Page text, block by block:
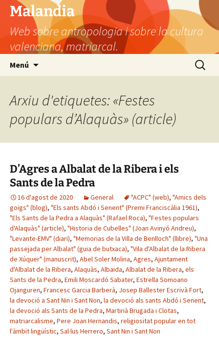
Vés
contingut
Malandia
Web sobre antropologia i sobre la cultura
valenciana, matriarcal.
Menú Cerca:
Arxiu d'etiquetes: «Festes
populars d’Alaquàs» (article)
D’Agres a Albalat de la Ribera i els
Sants de la Pedra
16 d'agost de 2020 General "ACPC" (web), "Amics dels
goigs" (blog), "Els sants Abdó i Senent" (Premi Franciscàlia 1961),
"Els Sants de la Pedra a Alaquàs" (Rafael Roca), "Festes populars
d'Alaquàs" (article), "Historia de Cubelles" (Joan Avinyó Andreu),
"Levante-EMV" (diari), "Memorias de la Villa de Benlloch" (llibre), "Una
passejada per Albalat" (guia de butxaca), "Vila d'Albalat de la Ribera
de Xúquer" (manuscrit), Abel Soler Molina, Agres, Ajuntament
d'Albalat de la Ribera, Alaquàs, Albaida, Albalat de la Ribera, els
Sants de la Pedra, Emili Moscardó Sabater, Estrella Somoano
Ojanguren, Francesc Garcia Barberà, Josep Ballester Escrivà Fort,
la devoció a Sant Nin i Sant Non, la devoció als sants Abdó i Senent,
la devoció als Sants de la Pedra, Martirià Brugada i Clotas,
matriarcalisme, Pere Joan Hernandis, religiositat popular en tot
l'àmbit lingüístic, Sal·lus Herrero, Sant Nin i Sant Non